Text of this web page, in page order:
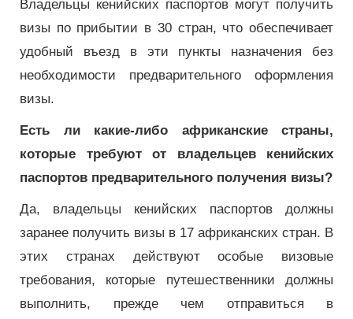
Владельцы кенийских паспортов могут получить
визы по прибытии в 30 стран, что обеспечивает
удобный въезд в эти пункты назначения без
необходимости предварительного оформления
визы.
Есть ли какие-либо африканские страны,
которые требуют от владельцев кенийских
паспортов предварительного получения визы?
Да, владельцы кенийских паспортов должны
заранее получить визы в 17 африканских стран. В
этих странах действуют особые визовые
требования, которые путешественники должны
выполнить, прежде чем отправиться в